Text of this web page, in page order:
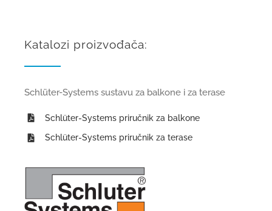
Katalozi proizvođača:
Schlüter-Systems sustavu za balkone i za terase
Schlüter-Systems priručnik za balkone
Schlüter-Systems priručnik za terase